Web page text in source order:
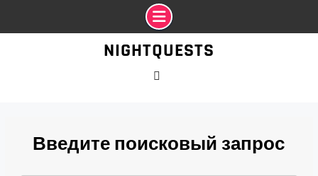
NIGHTQUESTS
Введите поисковый запрос